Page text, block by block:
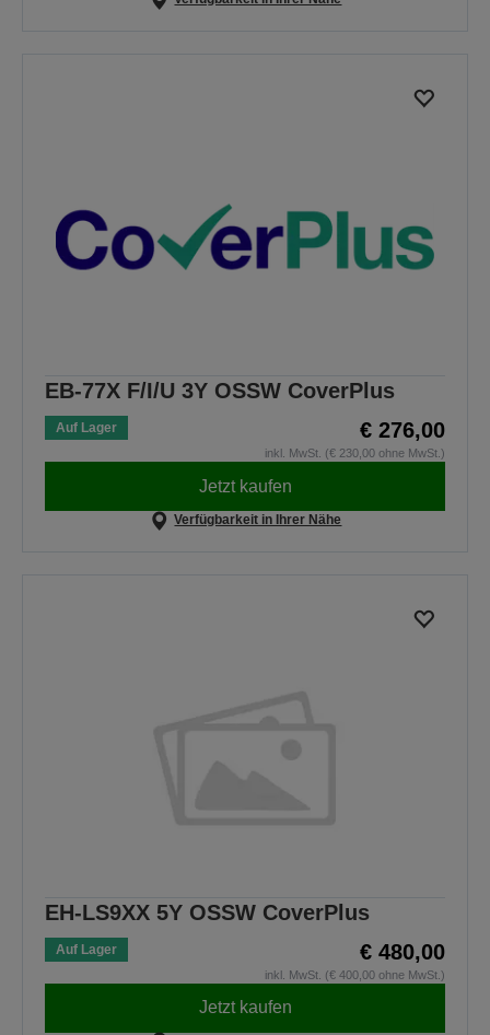
EB-77X F/I/U 3Y OSSW CoverPlus
Auf Lager € 276,00
inkl. MwSt. (€ 230,00 ohne MwSt.)
Jetzt kaufen
Verfügbarkeit in Ihrer Nähe
EH-LS9XX 5Y OSSW CoverPlus
Auf Lager € 480,00
inkl. MwSt. (€ 400,00 ohne MwSt.)
Jetzt kaufen